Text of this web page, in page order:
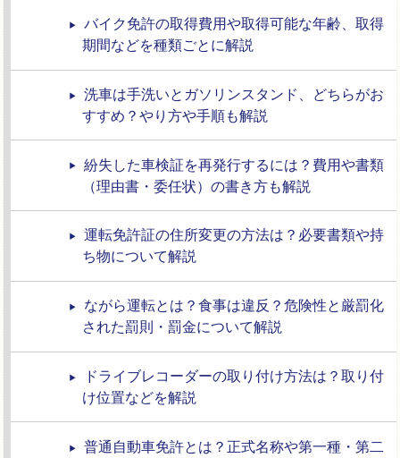
バイク免許の取得費用や取得可能な年齢、取得
期間などを種類ごとに解説
洗車は手洗いとガソリンスタンド、どちらがお
すすめ？やり方や手順も解説
紛失した車検証を再発行するには？費用や書類
（理由書・委任状）の書き方も解説
運転免許証の住所変更の方法は？必要書類や持
ち物について解説
ながら運転とは？食事は違反？危険性と厳罰化
された罰則・罰金について解説
ドライブレコーダーの取り付け方法は？取り付
け位置などを解説
普通自動車免許とは？正式名称や第一種・第二